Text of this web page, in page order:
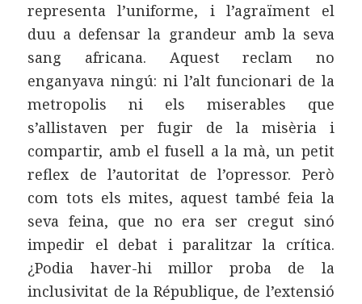
representa l’uniforme, i l’agraïment el
duu a defensar la grandeur amb la seva
sang africana. Aquest reclam no
enganyava ningú: ni l’alt funcionari de la
metropolis ni els miserables que
s’allistaven per fugir de la misèria i
compartir, amb el fusell a la mà, un petit
reflex de l’autoritat de l’opressor. Però
com tots els mites, aquest també feia la
seva feina, que no era ser cregut sinó
impedir el debat i paralitzar la crítica.
¿Podia haver-hi millor proba de la
inclusivitat de la République, de l’extensió